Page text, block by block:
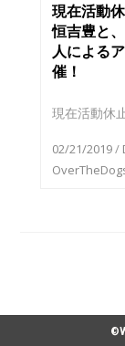
現在活動
恒吉豊と
人による
催！
現在活動休
02/21/2019/